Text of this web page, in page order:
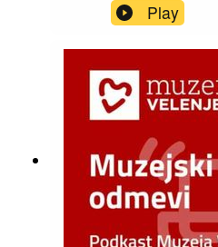
direktor Premogovnika
Mestne občine Velenje.
Play